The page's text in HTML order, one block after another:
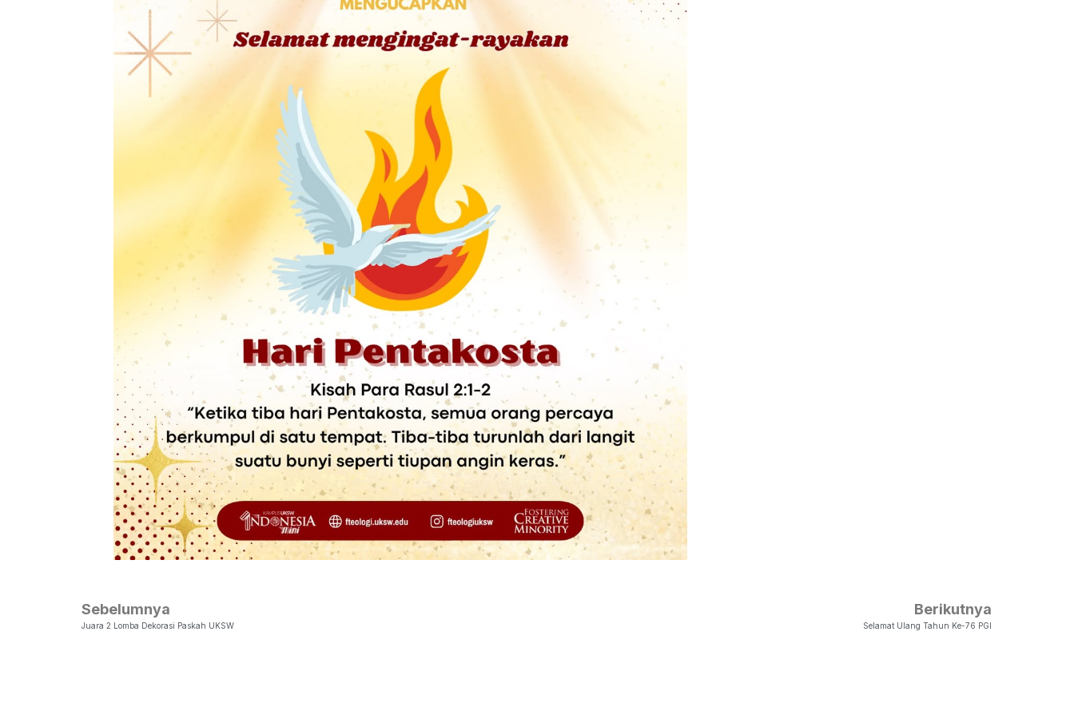
Sebelumnya
Juara 2 Lomba Dekorasi Paskah UKSW
Berikutnya
Selamat Ulang Tahun Ke-76 PGI